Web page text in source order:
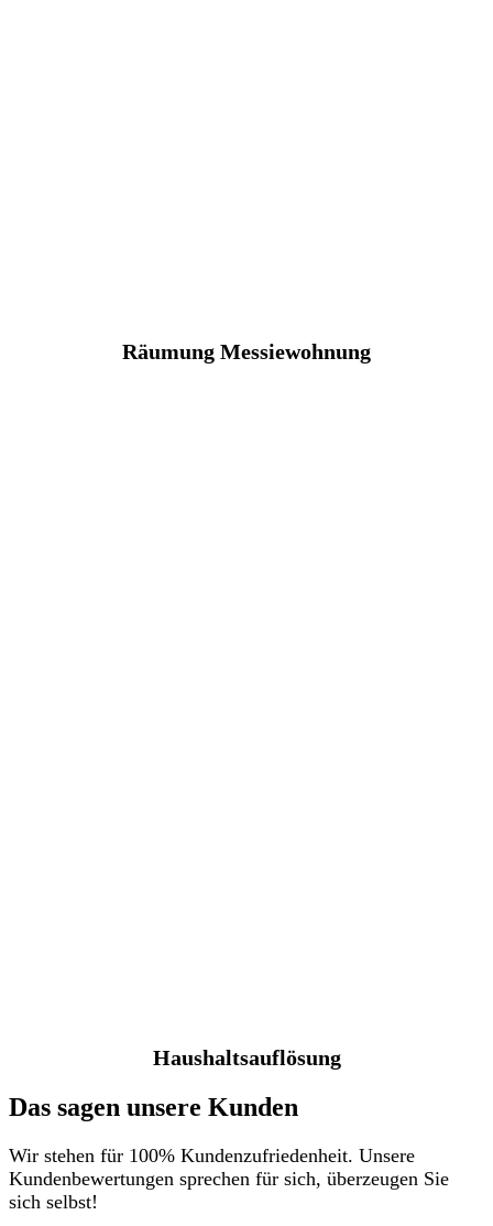
Räumung Messiewohnung
Haushaltsauflösung
Das sagen unsere Kunden
Wir stehen für 100% Kundenzufriedenheit. Unsere
Kundenbewertungen sprechen für sich, überzeugen Sie
sich selbst!